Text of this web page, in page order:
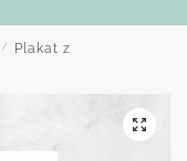
/
Plakat z